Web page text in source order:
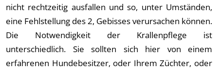
nicht rechtzeitig ausfallen und so, unter Umständen,
eine Fehlstellung des 2, Gebisses verursachen können.
Die Notwendigkeit der Krallenpflege ist
unterschiedlich. Sie sollten sich hier von einem
erfahrenen Hundebesitzer, oder Ihrem Züchter, oder